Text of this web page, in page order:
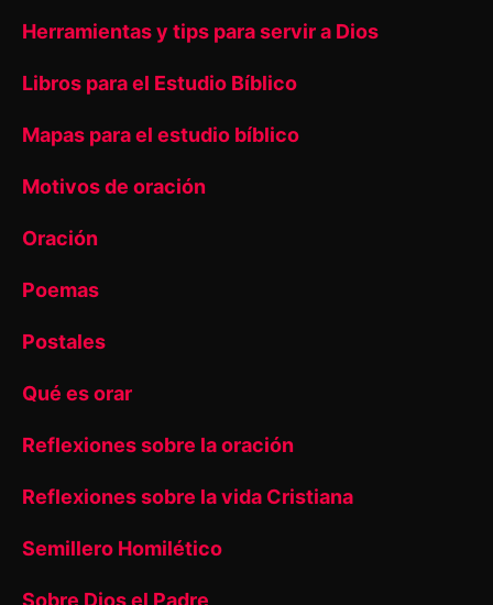
Herramientas y tips para servir a Dios
Libros para el Estudio Bíblico
Mapas para el estudio bíblico
Motivos de oración
Oración
Poemas
Postales
Qué es orar
Reflexiones sobre la oración
Reflexiones sobre la vida Cristiana
Semillero Homilético
Sobre Dios el Padre